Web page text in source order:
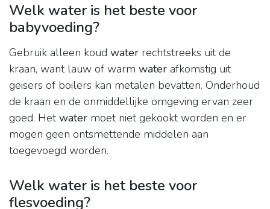
Welk water is het beste voor
babyvoeding?
Gebruik alleen koud water rechtstreeks uit de
kraan, want lauw of warm water afkomstig uit
geisers of boilers kan metalen bevatten. Onderhoud
de kraan en de onmiddellijke omgeving ervan zeer
goed. Hetwater moet niet gekookt worden en er
mogen geen ontsmettende middelen aan
toegevoegd worden.
Welk water is het beste voor
flesvoeding?